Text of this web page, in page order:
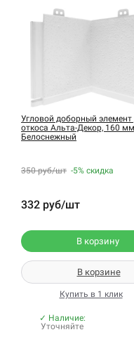
Угловой доборный элемент
откоса Альта-Декор, 160
Белоснежный
350 руб/шт -5% скидка
332 руб/шт
В корзину
В корзине
Купить в 1 клик
✓ Наличие:
Уточняйте